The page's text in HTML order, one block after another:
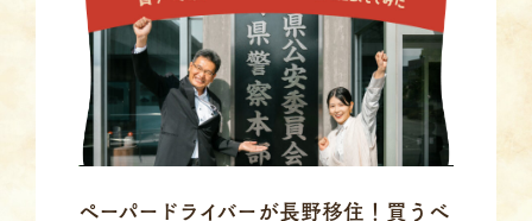
ペーパードライバーが長野移住！買うべ